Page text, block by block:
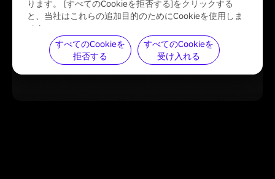
ります。 [すべてのCookieを拒否する]をクリックする
と、当社はこれらの追加目的のためにCookieを使用しま
せん。
当社におけるCookieの使用については、Cookieポリシー
をご覧ください。Cookieの管理 はいつでも可能です。
すべてのCookieを
拒否する
すべてのCookieを
受け入れる